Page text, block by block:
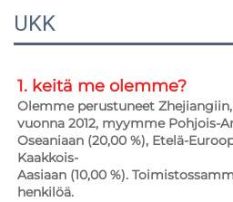
UKK
1. keitä me olemme?
Olemme perustuneet
vuonna 2012, myymme Pohjois-
Oseaniaan (20,00 %), Etelä-
Kaakkois-
Aasiaan (10,00 %).
henkilöä.